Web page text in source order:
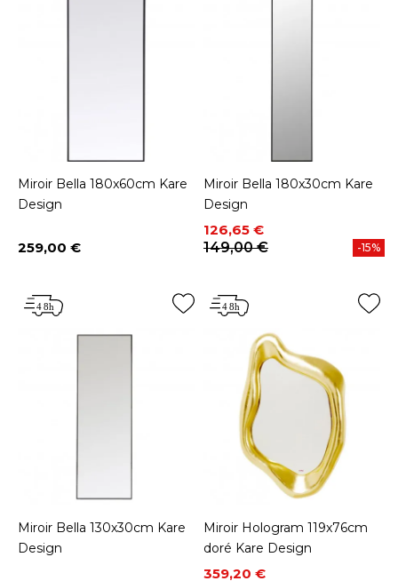
Miroir Bella 180x60cm Kare
Design
Prix
259,00 €
Miroir Bella 180x30cm Kare
Design
Prix
126,65 €
Prix de base
149,00 €
-15%
Miroir Bella 130x30cm Kare
Design
Miroir Hologram 119x76cm
doré Kare Design
Prix
359,20 €
Prix de base